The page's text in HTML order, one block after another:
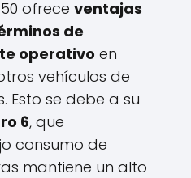
ofrece ventajas
de
operativo en
vehículos de
Esto se debe a su
6, que
consumo de
mantiene un alto